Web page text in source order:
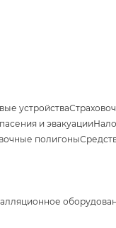
устройства
и эвакуации
полигоны